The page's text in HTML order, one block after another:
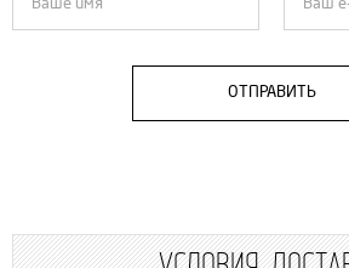
ОТПРАВИТЬ